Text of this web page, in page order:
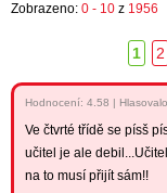
Zobrazeno: 0 - 10 z 1956
1 2
Hodnocení: 4.58 |
Ve čtvrté třídě se písš
učitel je ale
na to musí přijít sám!!